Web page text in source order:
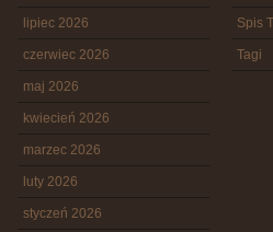
lipiec 2026
czerwiec 2026
maj 2026
kwiecień 2026
marzec 2026
luty 2026
styczeń 2026
Spis
Tagi